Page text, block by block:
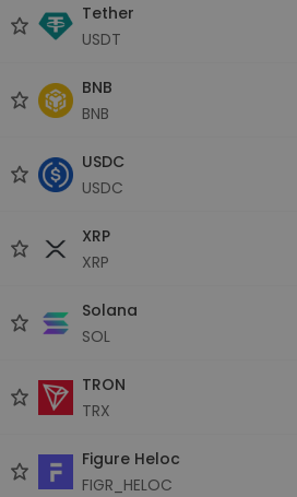
Tether
USDT
BNB
BNB
USDC
USDC
XRP
XRP
Solana
SOL
TRON
TRX
Figure Heloc
FIGR_HELOC